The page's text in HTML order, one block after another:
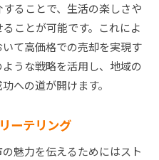
ることで、生活の楽しさや
ことが可能です。これによ
て高価格での売却を実現す
うな戦略を活用し、地域の
への道が開けます。
ーテリング
魅力を伝えるためにはスト